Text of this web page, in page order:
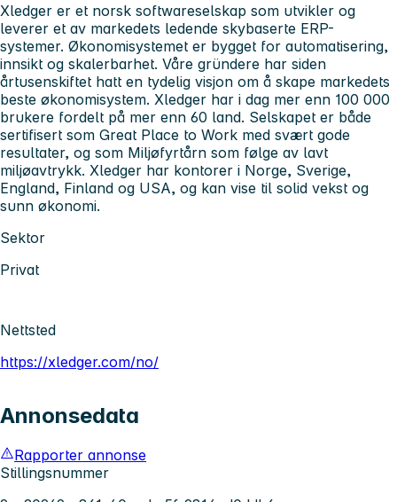
Xledger er et norsk softwareselskap som utvikler og
leverer et av markedets ledende skybaserte ERP-
systemer. Økonomisystemet er bygget for automatisering,
innsikt og skalerbarhet. Våre gründere har siden
årtusenskiftet hatt en tydelig visjon om å skape markedets
beste økonomisystem. Xledger har i dag mer enn 100 000
brukere fordelt på mer enn 60 land. Selskapet er både
sertifisert som Great Place to Work med svært gode
resultater, og som Miljøfyrtårn som følge av lavt
miljøavtrykk. Xledger har kontorer i Norge, Sverige,
England, Finland og USA, og kan vise til solid vekst og
sunn økonomi.
Sektor
Privat
Nettsted
https://xledger.com/no/
Annonsedata
Rapporter annonse
Stillingsnummer